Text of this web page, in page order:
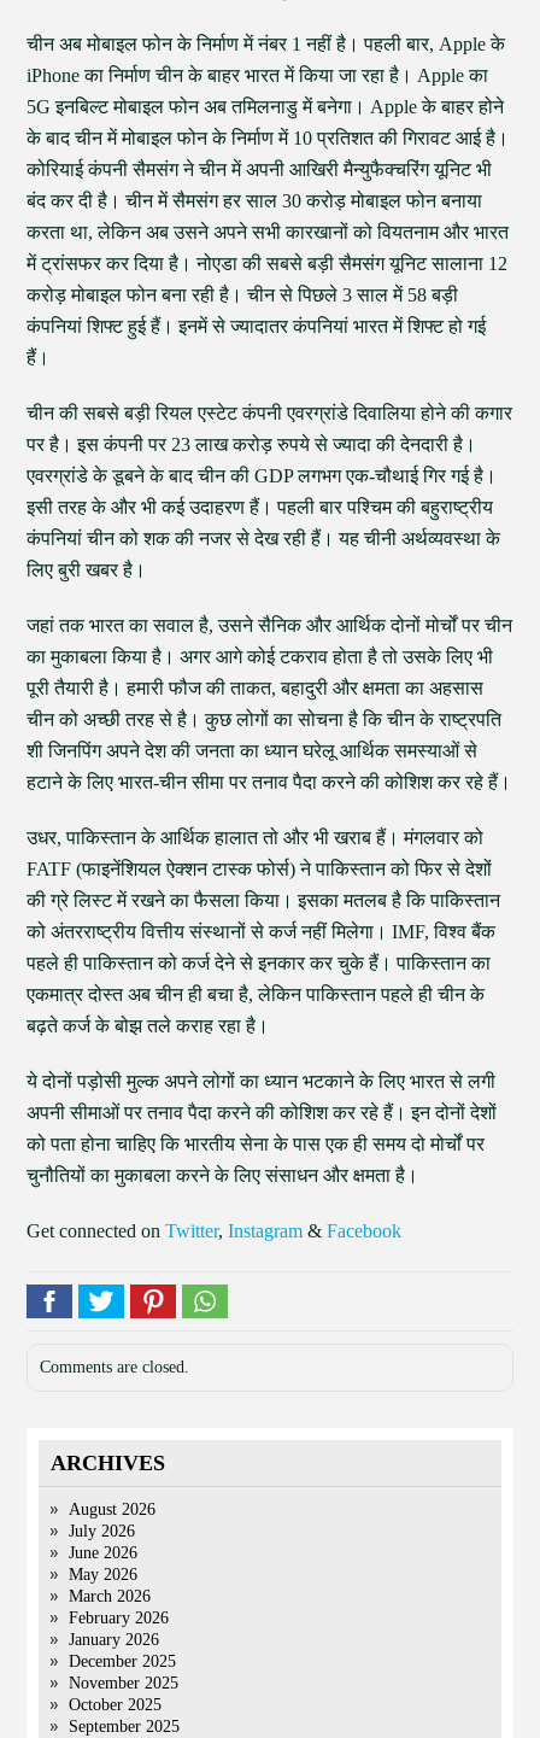
चीन अब मोबाइल फोन के निर्माण में नंबर 1 नहीं है। पहली बार, Apple के
iPhone का निर्माण चीन के बाहर भारत में किया जा रहा है। Apple का
5G इनबिल्ट मोबाइल फोन अब तमिलनाडु में बनेगा। Apple के बाहर होने
के बाद चीन में मोबाइल फोन के निर्माण में 10 प्रतिशत की गिरावट आई है।
कोरियाई कंपनी सैमसंग ने चीन में अपनी आखिरी मैन्युफैक्चरिंग यूनिट भी
बंद कर दी है। चीन में सैमसंग हर साल 30 करोड़ मोबाइल फोन बनाया
करता था, लेकिन अब उसने अपने सभी कारखानों को वियतनाम और भारत
में ट्रांसफर कर दिया है। नोएडा की सबसे बड़ी सैमसंग यूनिट सालाना 12
करोड़ मोबाइल फोन बना रही है। चीन से पिछले 3 साल में 58 बड़ी
कंपनियां शिफ्ट हुई हैं। इनमें से ज्यादातर कंपनियां भारत में शिफ्ट हो गई
हैं।
चीन की सबसे बड़ी रियल एस्टेट कंपनी एवरग्रांडे दिवालिया होने की कगार
पर है। इस कंपनी पर 23 लाख करोड़ रुपये से ज्यादा की देनदारी है।
एवरग्रांडे के डूबने के बाद चीन की GDP लगभग एक-चौथाई गिर गई है।
इसी तरह के और भी कई उदाहरण हैं। पहली बार पश्चिम की बहुराष्ट्रीय
कंपनियां चीन को शक की नजर से देख रही हैं। यह चीनी अर्थव्यवस्था के
लिए बुरी खबर है।
जहां तक भारत का सवाल है, उसने सैनिक और आर्थिक दोनों मोर्चों पर चीन
का मुकाबला किया है। अगर आगे कोई टकराव होता है तो उसके लिए भी
पूरी तैयारी है। हमारी फौज की ताकत, बहादुरी और क्षमता का अहसास
चीन को अच्छी तरह से है। कुछ लोगों का सोचना है कि चीन के राष्ट्रपति
शी जिनपिंग अपने देश की जनता का ध्यान घरेलू आर्थिक समस्याओं से
हटाने के लिए भारत-चीन सीमा पर तनाव पैदा करने की कोशिश कर रहे हैं।
उधर, पाकिस्तान के आर्थिक हालात तो और भी खराब हैं। मंगलवार को
FATF (फाइनेंशियल ऐक्शन टास्क फोर्स) ने पाकिस्तान को फिर से देशों
की ग्रे लिस्ट में रखने का फैसला किया। इसका मतलब है कि पाकिस्तान
को अंतरराष्ट्रीय वित्तीय संस्थानों से कर्ज नहीं मिलेगा। IMF, विश्व बैंक
पहले ही पाकिस्तान को कर्ज देने से इनकार कर चुके हैं। पाकिस्तान का
एकमात्र दोस्त अब चीन ही बचा है, लेकिन पाकिस्तान पहले ही चीन के
बढ़ते कर्ज के बोझ तले कराह रहा है।
ये दोनों पड़ोसी मुल्क अपने लोगों का ध्यान भटकाने के लिए भारत से लगी
अपनी सीमाओं पर तनाव पैदा करने की कोशिश कर रहे हैं। इन दोनों देशों
को पता होना चाहिए कि भारतीय सेना के पास एक ही समय दो मोर्चों पर
चुनौतियों का मुकाबला करने के लिए संसाधन और क्षमता है।
Get connected onTwitter,Instagram &Facebook
Comments are closed.
ARCHIVES
August 2026
July 2026
June 2026
May 2026
March 2026
February 2026
January 2026
December 2025
November 2025
October 2025
September 2025